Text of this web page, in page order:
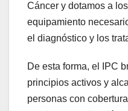
Cáncer y dotamos a
equipamiento
el diagnóstico y los
De esta forma, el IPC
principios activos y
personas con